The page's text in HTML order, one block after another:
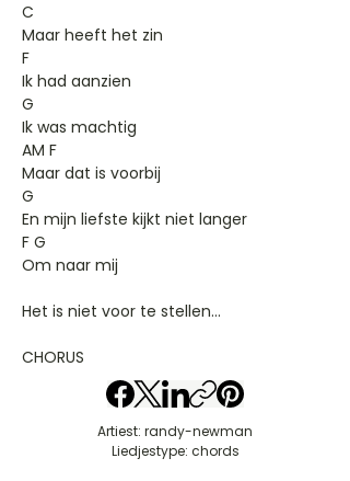
C
Maar heeft het zin
F
Ik had aanzien
G
Ik was machtig
AM F
Maar dat is voorbij
G
En mijn liefste kijkt niet langer
F G
Om naar mij
Het is niet voor te stellen…
CHORUS
Artiest: randy-newman
Liedjestype: chords